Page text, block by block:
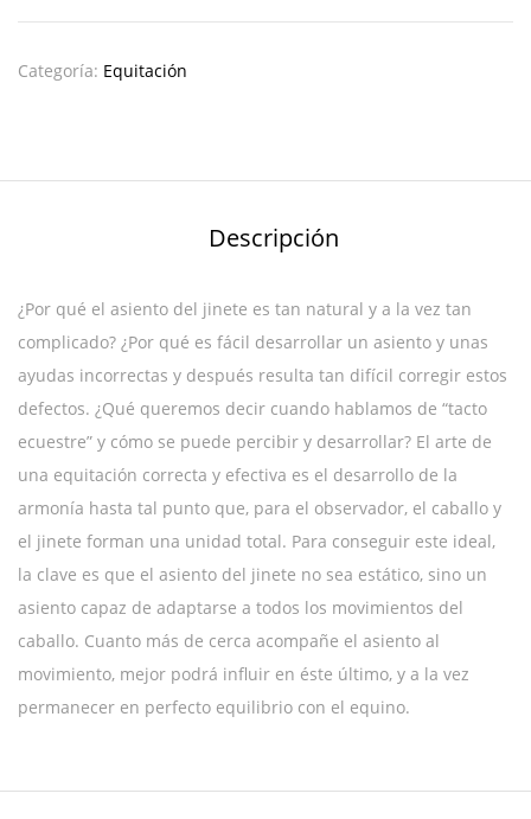
Categoría: Equitación
Descripción
¿Por qué el asiento del jinete es tan natural y a la vez tan
complicado? ¿Por qué es fácil desarrollar un asiento y unas
ayudas incorrectas y después resulta tan difícil corregir estos
defectos. ¿Qué queremos decir cuando hablamos de “tacto
ecuestre” y cómo se puede percibir y desarrollar? El arte de
una equitación correcta y efectiva es el desarrollo de la
armonía hasta tal punto que, para el observador, el caballo y
el jinete forman una unidad total. Para conseguir este ideal,
la clave es que el asiento del jinete no sea estático, sino un
asiento capaz de adaptarse a todos los movimientos del
caballo. Cuanto más de cerca acompañe el asiento al
movimiento, mejor podrá influir en éste último, y a la vez
permanecer en perfecto equilibrio con el equino.